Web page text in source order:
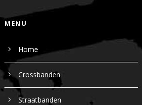
MENU
Home
Crossbanden
Straatbanden